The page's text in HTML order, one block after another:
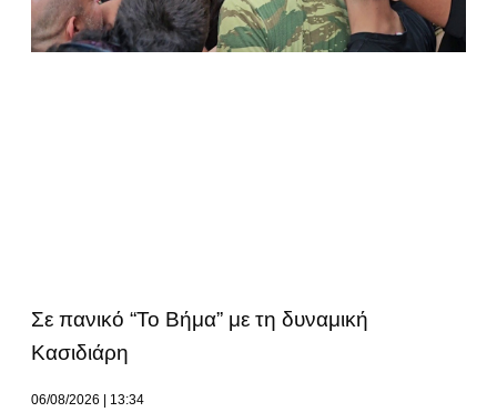
Σε πανικό “Το Βήμα” με τη δυναμική
Κασιδιάρη
06/08/2026 13:34